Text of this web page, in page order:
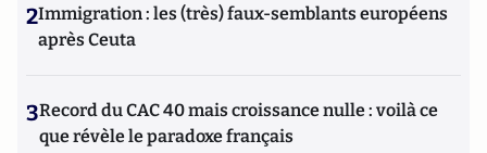
2Immigration : les (très) faux-semblants européens
après Ceuta
3Record du CAC 40 mais croissance nulle : voilà ce
que révèle le paradoxe français